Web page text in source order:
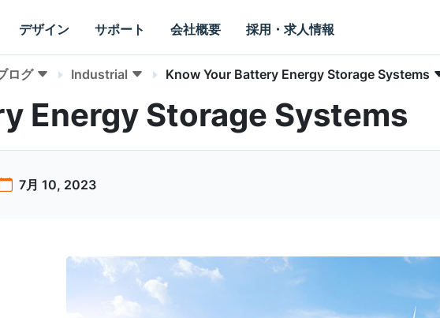
デザイン サポート 会社概要 採用・求人情報
ログ Industrial Know Your Battery Energy Storage Systems
Energy Storage Systems
7月 10, 2023